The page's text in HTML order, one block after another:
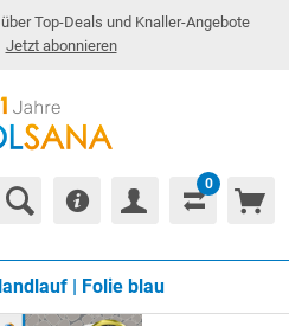
Top-Deals und Knaller-Angebote
Jetzt abonnieren
0
| Folie blau